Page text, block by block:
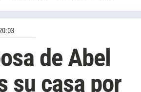
de Abel
su casa por